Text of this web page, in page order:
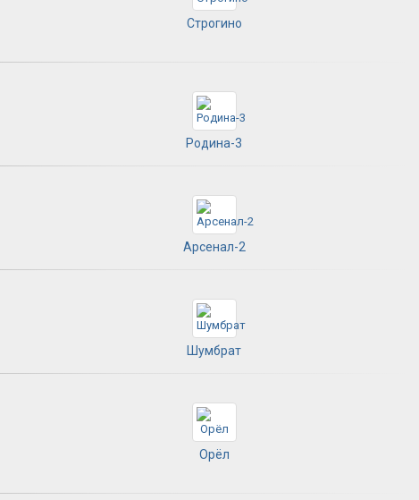
Строгино
Родина-3
Арсенал-2
Шумбрат
Орёл